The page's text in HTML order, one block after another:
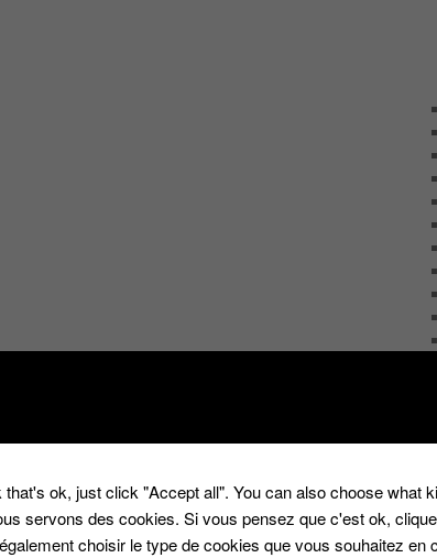
ok, just click "Accept all". You can also choose what
servons des cookies. Si vous pensez que c'est ok,
choisir le type de cookies que vous souhaitez en